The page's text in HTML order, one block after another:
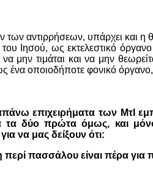
των αντιρρήσεων, υπάρχει και
Ιησού, ως εκτελεστικό
μην τιμάται και να μην
ένα οποιοδήποτε φονικό
επιχειρήματα των ΜτΙ
τα δύο πρώτα όμως, και
να μας δείξουν ότι:
πασσάλου είναι πέρα για